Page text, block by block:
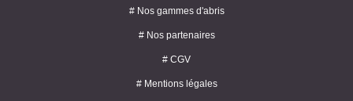
# Nos gammes d'abris
# Nos partenaires
# CGV
# Mentions légales